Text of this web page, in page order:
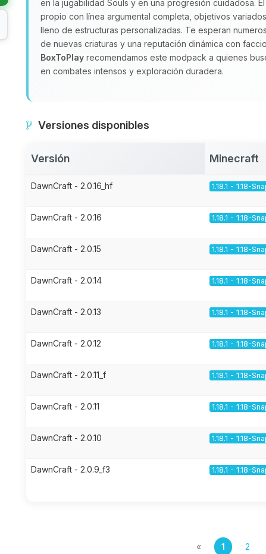
en la jugabilidad Souls y en una progresión cuidadosa.
propio con línea argumental completa, objetivos
lleno de estructuras personalizadas. Te esperan
de nuevas criaturas y una reputación dinámica con
BoxToPlay recomendamos este modpack a quienes
en combates intensos y exploración duradera.
Versiones disponibles
Versión Minecraft
DawnCraft - 2.0.16_hf 1.18.1 - 1.18-
DawnCraft - 2.0.16 1.18.1 - 1.18-
DawnCraft - 2.0.15 1.18.1 - 1.18-
DawnCraft - 2.0.14 1.18.1 - 1.18-
DawnCraft - 2.0.13 1.18.1 - 1.18-
DawnCraft - 2.0.12 1.18.1 - 1.18-
DawnCraft - 2.0.11_f 1.18.1 - 1.18-
DawnCraft - 2.0.11 1.18.1 - 1.18-
DawnCraft - 2.0.10 1.18.1 - 1.18-
DawnCraft - 2.0.9_f3 1.18.1 - 1.18-
« 1 2